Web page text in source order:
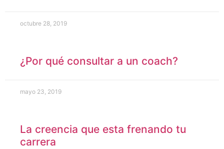
octubre 28, 2019
¿Por qué consultar a un coach?
mayo 23, 2019
La creencia que esta frenando tu
carrera